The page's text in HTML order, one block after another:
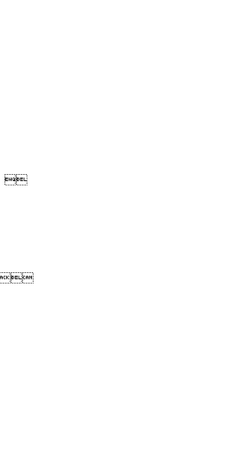
：
